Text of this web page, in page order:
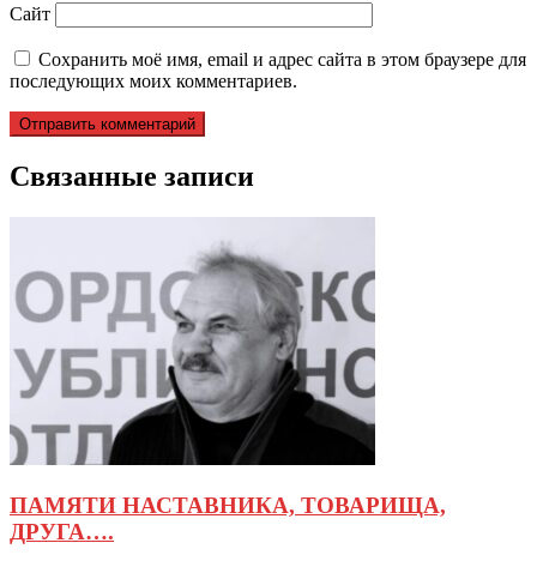
Сайт
Сохранить моё имя, email и адрес сайта в этом браузере для
последующих моих комментариев.
Связанные записи
ПАМЯТИ НАСТАВНИКА, ТОВАРИЩА,
ДРУГА….